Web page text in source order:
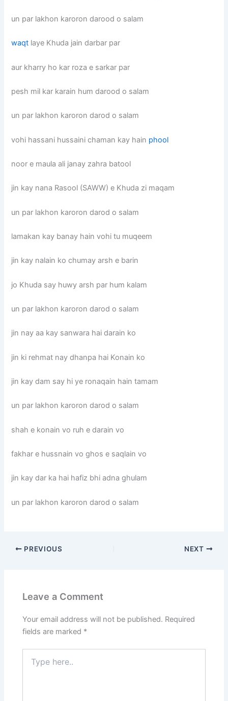
un par lakhon karoron darood o salam
waqt laye Khuda jain darbar par
aur kharry ho kar roza e sarkar par
pesh mil kar karain hum darood o salam
un par lakhon karoron darod o salam
vohi hassani hussaini chaman kay hain phool
noor e maula ali janay zahra batool
jin kay nana Rasool (SAWW) e Khuda zi maqam
un par lakhon karoron darod o salam
lamakan kay banay hain vohi tu muqeem
jin kay nalain ko chumay arsh e barin
jo Khuda say huwy arsh par hum kalam
un par lakhon karoron darod o salam
jin nay aa kay sanwara hai darain ko
jin ki rehmat nay dhanpa hai Konain ko
jin kay dam say hi ye ronaqain hain tamam
un par lakhon karoron darod o salam
shah e konain vo ruh e darain vo
fakhar e hussnain vo ghos e saqlain vo
jin kay dar ka hai hafiz bhi adna ghulam
un par lakhon karoron darod o salam
PREVIOUS NEXT
Leave a Comment
Your email address will not be published. Required
fields are marked *
here..